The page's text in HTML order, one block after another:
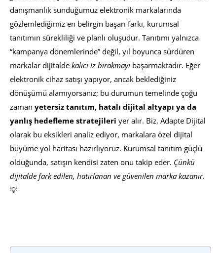
danışmanlık sunduğumuz elektronik markalarında
gözlemlediğimiz en belirgin başarı farkı, kurumsal
tanıtımın sürekliliği ve planlı oluşudur. Tanıtımı yalnızca
“kampanya dönemlerinde” değil, yıl boyunca sürdüren
markalar dijitalde kalıcı iz bırakmayı başarmaktadır. Eğer
elektronik cihaz satışı yapıyor, ancak beklediğiniz
dönüşümü alamıyorsanız; bu durumun temelinde çoğu
zaman yetersiz tanıtım, hatalı dijital altyapı ya da
yanlış hedefleme stratejileri yer alır. Biz, Adapte Dijital
olarak bu eksikleri analiz ediyor, markalara özel dijital
büyüme yol haritası hazırlıyoruz. Kurumsal tanıtım güçlü
olduğunda, satışın kendisi zaten onu takip eder. Çünkü
dijitalde fark edilen, hatırlanan ve güvenilen marka kazanır.
💡